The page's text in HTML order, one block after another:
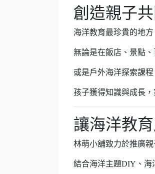
創造親子
海洋教育最珍貴的地
無論是在飯店、景點
或是戶外海洋探索課
孩子獲得知識與成長
讓海洋教
林萌小舖致力於推廣親
結合海洋主題DIY、海